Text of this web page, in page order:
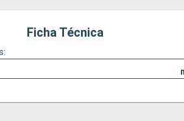
Ficha Técnica